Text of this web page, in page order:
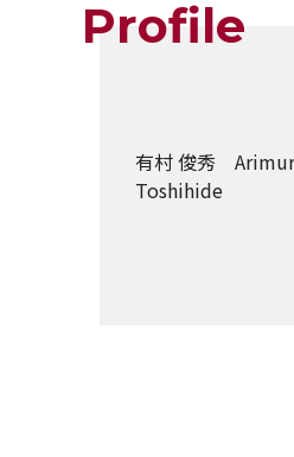
Profile
有村 俊秀
Toshihide